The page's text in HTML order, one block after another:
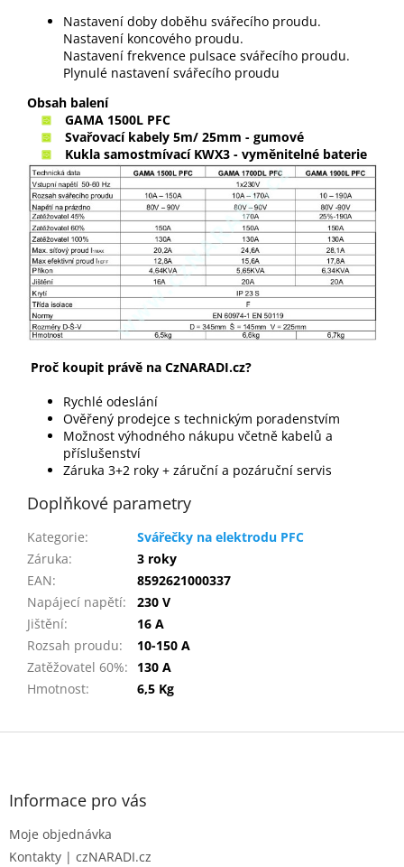
Nastavení doby doběhu svářecího proudu.
Nastavení koncového proudu.
Nastavení frekvence pulsace svářecího proudu.
Plynulé nastavení svářecího proudu
Obsah balení
GAMA 1500L PFC
Svařovací kabely 5m/ 25mm - gumové
Kukla samostmívací KWX3 - vyměnitelné baterie
Proč koupit právě na CzNARADI.cz?
Rychlé odeslání
Ověřený prodejce s technickým poradenstvím
Možnost výhodného nákupu včetně kabelů a
příslušenství
Záruka 3+2 roky + záruční a pozáruční servis
Doplňkové parametry
Kategorie:
Svářečky na elektrodu PFC
Záruka:
3 roky
EAN:
8592621000337
Napájecí napětí:
230 V
Jištění:
16 A
Rozsah proudu:
10-150 A
Zatěžovatel 60%:
130 A
Hmotnost: 6,5 Kg
Z
Informace pro vás
Moje objednávka
Kontakty | czNARADI.cz